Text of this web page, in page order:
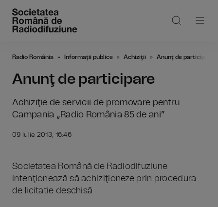
Radio România Informaţii publice Achiziţii Anunţ de participare
Anunţ de participare
Achiziţie de servicii de promovare pentru
Campania „Radio România 85 de ani”
09 Iulie 2013, 16:46
Societatea Română de Radiodifuziune
intenţionează să achiziţioneze prin procedura
de licitatie deschisă